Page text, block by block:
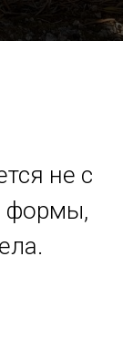
не с
формы,